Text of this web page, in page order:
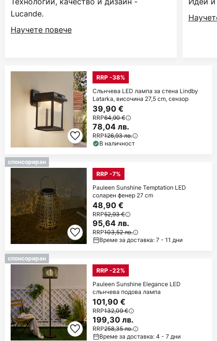
Lucande.
Научете повече
RRP -38%
Слънчева LED лампа за стена Lindby
Latarka, височина 27,5 cm, сензор
39,90 €
RRP64,90 €
78,04 лв.
RRP126,93 лв.
В наличност
спонсориран
RRP -7%
Pauleen Sunshine Temptation LED
соларен фенер 27 cm
48,90 €
RRP52,93 €
95,64 лв.
RRP103,52 лв.
Време за доставка: 7 - 11 дни
спонсориран
RRP -22%
Pauleen Sunshine Elegance LED
слънчева подова лампа
101,90 €
RRP132,09 €
199,30 лв.
RRP258,35 лв.
Време за доставка: 4 - 7 дни